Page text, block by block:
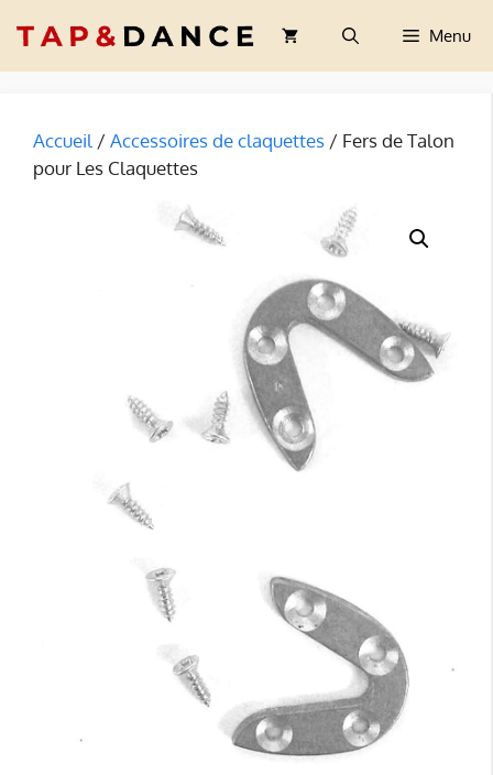
contenu
Menu
Accueil / Accessoires de claquettes / Fers de Talon
pour Les Claquettes